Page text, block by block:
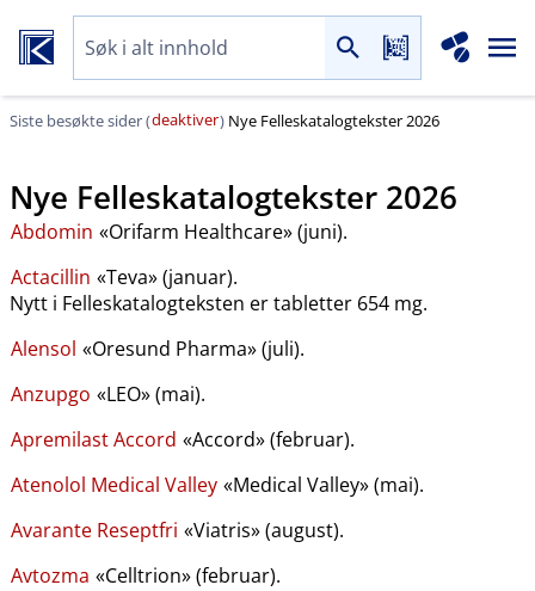
Siste besøkte sider (deaktiver) Nye Felleskatalogtekster 2026
Nye Felleskatalogtekster 2026
Abdomin «Orifarm Healthcare» (juni).
Actacillin «Teva» (januar).
Nytt i Felleskatalogteksten er tabletter 654 mg.
Alensol «Oresund Pharma» (juli).
Anzupgo «LEO» (mai).
Apremilast Accord «Accord» (februar).
Atenolol Medical Valley «Medical Valley» (mai).
Avarante Reseptfri «Viatris» (august).
Avtozma «Celltrion» (februar).